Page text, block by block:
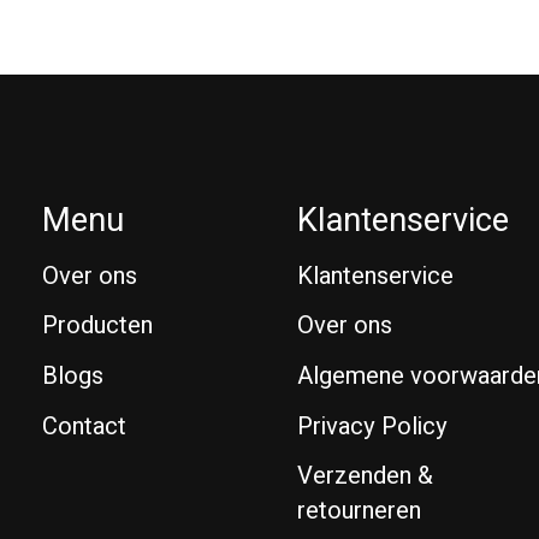
Menu
Over ons
Producten
Blogs
Contact
Klantenservice
Klantenservice
Over ons
Algemene
Privacy Policy
Verzenden &
retourneren